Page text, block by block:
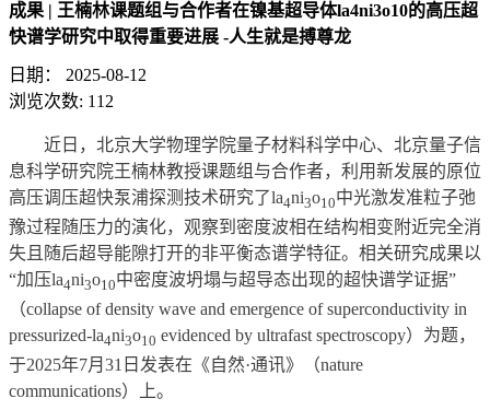
成果 | 王楠林课题组与合作者在镍基超导体la4ni3o10的高压超
快谱学研究中取得重要进展 -人生就是搏尊龙
日期：
2025-08-12
浏览次数: 112
近日，北京大学物理学院量子材料科学中心、北京量子信
息科学研究院王楠林教授课题组与合作者，利用新发展的原位
高压调压超快泵浦探测技术研究了la4ni3o10中光激发准粒子弛
豫过程随压力的演化，观察到密度波相在结构相变附近完全消
失且随后超导能隙打开的非平衡态谱学特征。相关研究成果以
“加压la4ni3o10中密度波坍塌与超导态出现的超快谱学证据”
（collapse of density wave and emergence of superconductivity in
pressurized-la4ni3o10 evidenced by ultrafast spectroscopy）为题，
于2025年7月31日发表在《自然·通讯》（nature
communications）上。